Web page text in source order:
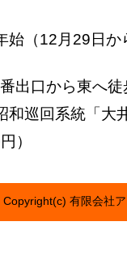
始（12月29日
出口から東へ徒
巡回系統「大
）
Copyright(c) 有限会社